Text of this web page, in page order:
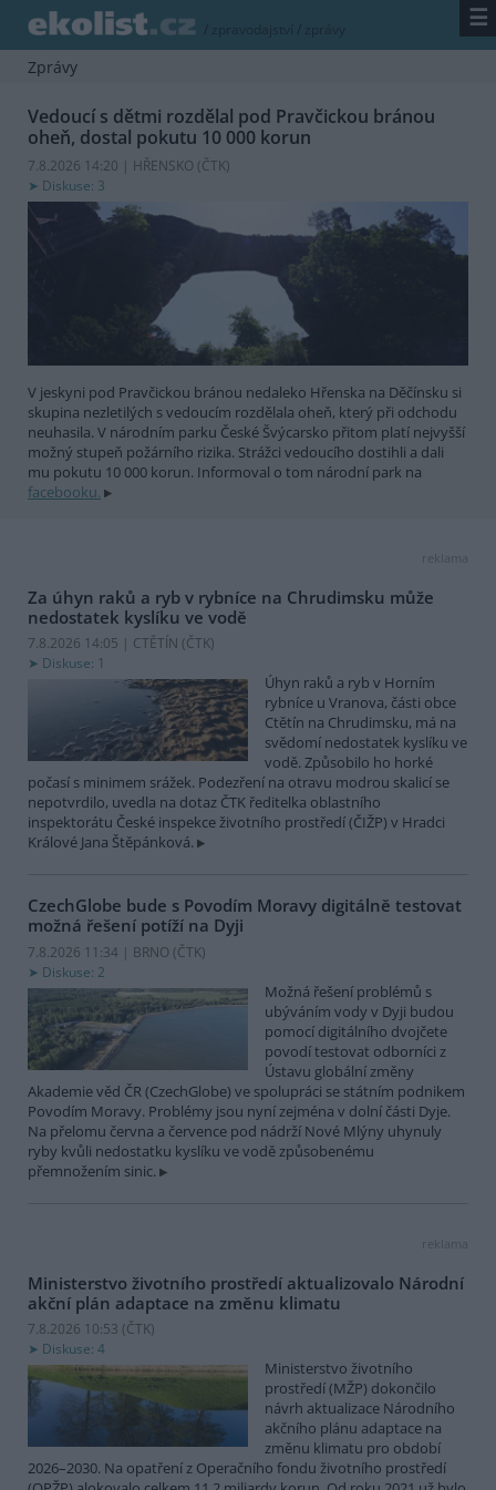
/ zpravodajství / zprávy ☰
Zprávy
Vedoucí s dětmi rozdělal pod Pravčickou bránou
oheň, dostal pokutu 10 000 korun
7.8.2026 14:20 | HŘENSKO (ČTK)
Diskuse: 3
V jeskyni pod Pravčickou bránou nedaleko Hřenska na Děčínsku si
skupina nezletilých s vedoucím rozdělala oheň, který při odchodu
neuhasila. V národním parku České Švýcarsko přitom platí nejvyšší
možný stupeň požárního rizika. Strážci vedoucího dostihli a dali
mu pokutu 10 000 korun. Informoval o tom národní park na
facebooku.
reklama
Za úhyn raků a ryb v rybníce na Chrudimsku může
nedostatek kyslíku ve vodě
7.8.2026 14:05 | CTĚTÍN (ČTK)
Diskuse: 1
Úhyn raků a ryb v Horním
rybníce u Vranova, části obce
Ctětín na Chrudimsku, má na
svědomí nedostatek kyslíku ve
vodě. Způsobilo ho horké
počasí s minimem srážek. Podezření na otravu modrou skalicí se
nepotvrdilo, uvedla na dotaz ČTK ředitelka oblastního
inspektorátu České inspekce životního prostředí (ČIŽP) v Hradci
Králové Jana Štěpánková.
CzechGlobe bude s Povodím Moravy digitálně testovat
možná řešení potíží na Dyji
7.8.2026 11:34 | BRNO (ČTK)
Diskuse: 2
Možná řešení problémů s
ubýváním vody v Dyji budou
pomocí digitálního dvojčete
povodí testovat odborníci z
Ústavu globální změny
Akademie věd ČR (CzechGlobe) ve spolupráci se státním podnikem
Povodím Moravy. Problémy jsou nyní zejména v dolní části Dyje.
Na přelomu června a července pod nádrží Nové Mlýny uhynuly
ryby kvůli nedostatku kyslíku ve vodě způsobenému
přemnožením sinic.
reklama
Ministerstvo životního prostředí aktualizovalo Národní
akční plán adaptace na změnu klimatu
7.8.2026 10:53 (ČTK)
Diskuse: 4
Ministerstvo životního
prostředí (MŽP) dokončilo
návrh aktualizace Národního
akčního plánu adaptace na
změnu klimatu pro období
2026–2030. Na opatření z Operačního fondu životního prostředí